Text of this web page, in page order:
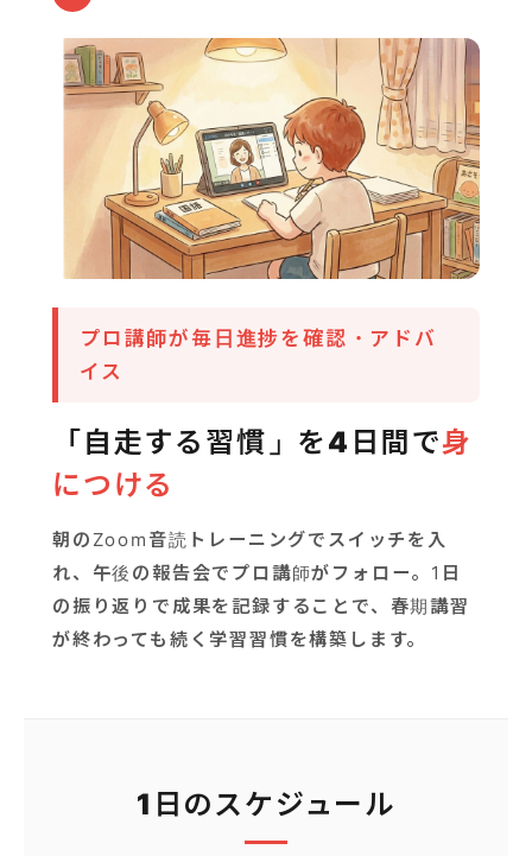
プロ講師が毎日進捗を確認・アドバ
イス
「自走する習慣」を4日間で身
につける
朝のZoom音読トレーニングでスイッチを入
れ、午後の報告会でプロ講師がフォロー。1日
の振り返りで成果を記録することで、春期講習
が終わっても続く学習習慣を構築します。
1日のスケジュール